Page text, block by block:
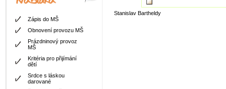
Zápis do MŠ
Obnovení provozu MŠ
Prázdninový provoz
MŠ
Kritéria pro přijímání
dětí
Srdce s láskou
darované
Stanislav Bartheldy